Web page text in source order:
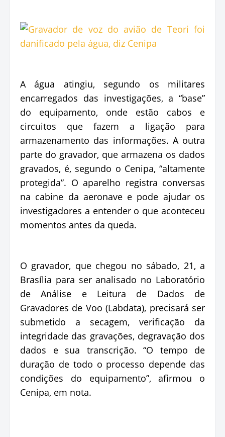
A água atingiu, segundo os militares
encarregados das investigações, a “base”
do equipamento, onde estão cabos e
circuitos que fazem a ligação para
armazenamento das informações. A outra
parte do gravador, que armazena os dados
gravados, é, segundo o Cenipa, “altamente
protegida”. O aparelho registra conversas
na cabine da aeronave e pode ajudar os
investigadores a entender o que aconteceu
momentos antes da queda.
O gravador, que chegou no sábado, 21, a
Brasília para ser analisado no Laboratório
de Análise e Leitura de Dados de
Gravadores de Voo (Labdata), precisará ser
submetido a secagem, verificação da
integridade das gravações, degravação dos
dados e sua transcrição. “O tempo de
duração de todo o processo depende das
condições do equipamento”, afirmou o
Cenipa, em nota.